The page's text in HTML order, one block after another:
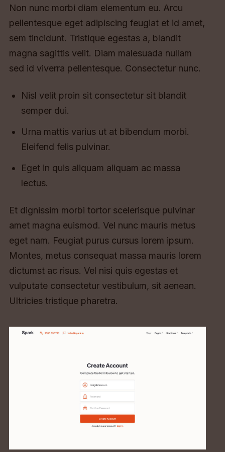
Non nunc morbi diam elementum eu. Arcu
pellentesque eget adipiscing feugiat et id amet,
sem tincidunt. Tristique egestas a, blandit
magna sagittis velit. Diam malesuada nullam
sed id viverra pellentesque. Consectetur nunc.
Nisl velit proin sit consectetur sit blandit
semper dui.
Urna mattis varius ut at bibendum morbi.
Eleifend felis pulvinar.
Eget in quis aliquam aliquam ac massa
lectus.
Et dignissim morbi tortor scelerisque pulvinar
amet magna euismod. Vel nunc mauris metus
eget nam. Feugiat purus cursus lorem ipsum.
Montes, metus consequat massa mauris lorem
dictumst ac risus. Vel nisi quis egestas et
vulputate consectetur vestibulum, sit aenean.
Ultricies tristique pharetra.